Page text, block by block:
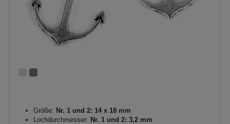
Größe: Nr. 1 und 2: 14 x 18 mm
Lochdurchmesser: Nr. 1 und 2: 3,2 mm